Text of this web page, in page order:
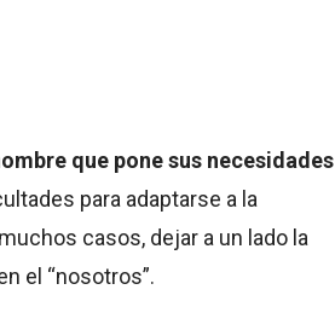
que pone sus necesidades
para adaptarse a la
casos, dejar a un lado la
el “nosotros”.